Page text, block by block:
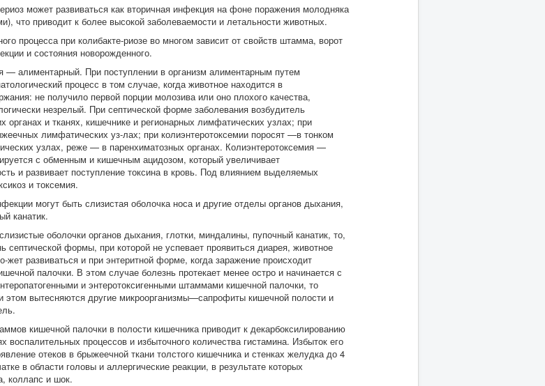
может развиваться как вторичная инфекция на фоне поражения молодняка
что приводит к более высокой заболеваемости и летальности животных.
процесса при колибакте-риозе во многом зависит от свойств штамма, ворот
и состояния новорожденного.
— алиментарный. При поступлении в организм алиментарным путем
процесс в том случае, когда животное находится в
не получило первой порции молозива или оно плохого качества,
незрелый. При септической форме заболевания возбудитель
органах и тканях, кишечнике и регионарных лимфатических узлах; при
лимфатических уз-лах; при колиэнтеротоксемии поросят —в тонком
узлах, реже — в паренхиматозных органах. Колиэнтеротоксемия —
с обменным и кишечным ацидозом, который увеличивает
и развивает поступление токсина в кровь. Под влиянием выделяемых
и токсемия.
могут быть слизистая оболочка носа и другие отделы органов дыхания,
канатик.
оболочки органов дыхания, глотки, миндалины, пупочный канатик, то,
септической формы, при которой не успевает проявиться диарея, животное
жет развиваться и при энтеритной форме, когда заражение происходит
палочки. В этом случае болезнь протекает менее остро и начинается с
и энтеротоксигенными штаммами кишечной палочки, то
этом вытесняются другие микроорганизмы—сапрофиты кишечной полости и
кишечной палочки в полости кишечника приводит к декарбоксилированию
воспалительных процессов и избыточного количества гистамина. Избыток его
отеков в брыжеечной ткани толстого кишечника и стенках желудка до 4
в области головы и аллергические реакции, в результате которых
коллапс и шок.